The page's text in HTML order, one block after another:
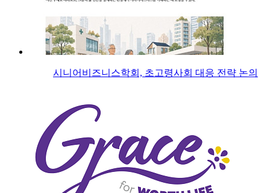
시니어비즈니스학회, 초고령사회 대응 전략 논의